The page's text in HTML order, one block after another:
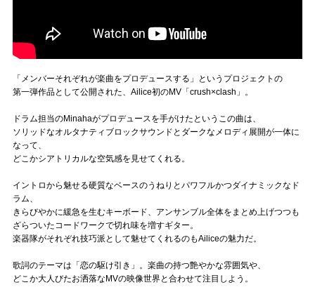
「メンバーそれぞれが楽曲をプロデュースする」というプロジェクトの
第一弾作品として公開された、Ailice初のMV「crush×clash」。
ドラム担当のMinahaがプロデュースを手がけたというこの曲は、
ソリッドなオルタナティブロックサウンドとダークなメロディ展開が一体に
なって、
どこかシアトリカルな空気感を見せてくれる。
イントロから魅せる硬質なベースのうねりとパワフルかつダイナミックなド
ラム、
きらびやかに緩急を生むキーボード、アンサンブル全体をまとめ上げつつも
ざらついたコードワークで切れ味を増すギター。
楽器隊がそれぞれ技巧派として魅せてくれるのもAiliceの魅力だ。
歌詞のテーマは「恋の駆け引き」。楽曲の持つ艶やかな雰囲気や、
どこか大人びたお洒落なMVの映像世界と合わせて注目しよう。